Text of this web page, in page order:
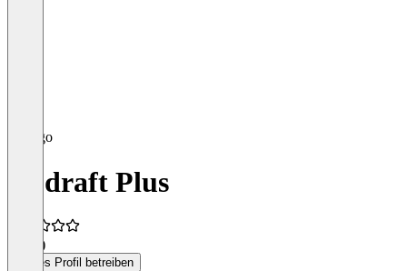
Updraft Plus
(1)
Dieses Profil betreiben